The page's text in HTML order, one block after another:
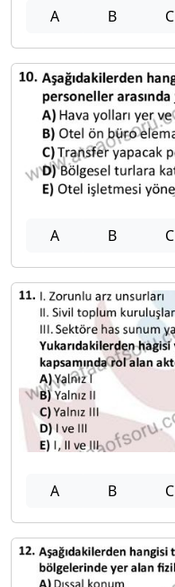
A B C
A B C
A B C